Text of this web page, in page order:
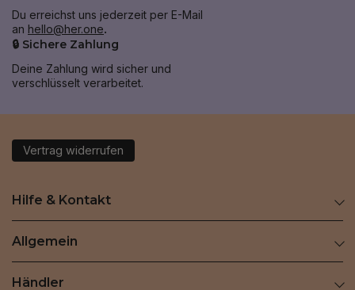
Du erreichst uns jederzeit per E-Mail
an hello@her.one.
🔒 Sichere Zahlung
Deine Zahlung wird sicher und
verschlüsselt verarbeitet.
Vertrag widerrufen
Hilfe & Kontakt
Allgemein
Händler